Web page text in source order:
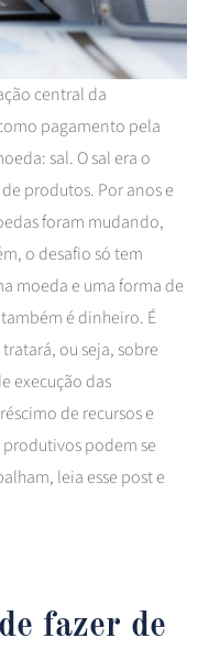
central da
pagamento pela
sal. O sal era o
produtos. Por anos e
foram mudando,
o desafio só tem
moeda e uma forma de
é dinheiro. É
ou seja, sobre
execução das
de recursos e
podem se
leia esse post e
fazer de